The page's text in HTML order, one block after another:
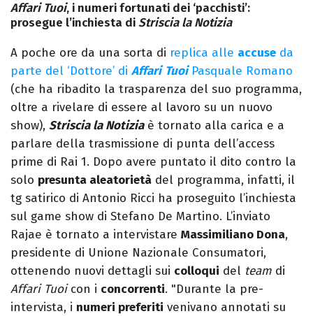
Affari Tuoi, i numeri fortunati dei ‘pacchisti’:
prosegue l’inchiesta diStriscia la Notizia
A poche ore da una sorta di replica alle accuse da
parte del ‘Dottore’ di Affari TuoiPasquale Romano
(che ha ribadito la trasparenza del suo programma,
oltre a rivelare di essere al lavoro su un nuovo
show), Striscia la Notiziaè tornato alla carica e a
parlare della trasmissione di punta dell’access
prime di Rai 1. Dopo avere puntato il dito contro la
solo presunta aleatorietà del programma, infatti, il
tg satirico di Antonio Ricci ha proseguito l’inchiesta
sul game show di Stefano De Martino. L’inviato
Rajae è tornato a intervistare Massimiliano Dona,
presidente di Unione Nazionale Consumatori,
ottenendo nuovi dettagli sui colloqui del team di
Affari Tuoicon i concorrenti. "Durante la pre-
intervista, i numeri preferiti venivano annotati su